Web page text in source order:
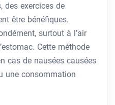
des exercices de
être bénéfiques.
surtout à l’air
Cette méthode
cas de nausées causées
une consommation